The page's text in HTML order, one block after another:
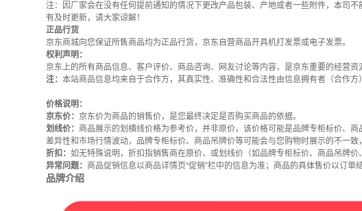
注：因厂家会在没有任何提前通知的情况下更改产品包装、产地或者一些附件，本司
有及时更新，请大家谅解！
正品行货
京东商城向您保证所售商品均为正品行货，京东自营商品开具机打发票或电子发票。
权利声明：
京东上的所有商品信息、客户评价、商品咨询、网友讨论等内容，是京东重要的经营资
注： 本站商品信息均来自于合作方，其真实性、准确性和合法性由信息拥有者（合作
价格说明：
京东价： 京东价为商品的销售价，是您最终决定是否购买商品的依据。
划线价： 商品展示的划横线价格为参考价，并非原价，该价格可能是品牌专柜标价、
差异性和市场行情波动，品牌专柜标价、商品吊牌价等可能会与您购物时展示的不一致
折扣： 如无特殊说明，折扣指销售商在原价、或划线价（如品牌专柜标价、商品吊牌
异常问题： 商品促销信息以商品详情页“促销”栏中的信息为准；商品的具体售价以订
品牌介绍